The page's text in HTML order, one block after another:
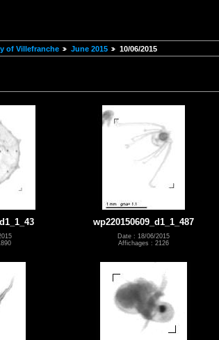
of Villefranche June 2015 10/06/2015
wp220150609_d1_1_487
Date : 18/06/2015
Affichages : 2126